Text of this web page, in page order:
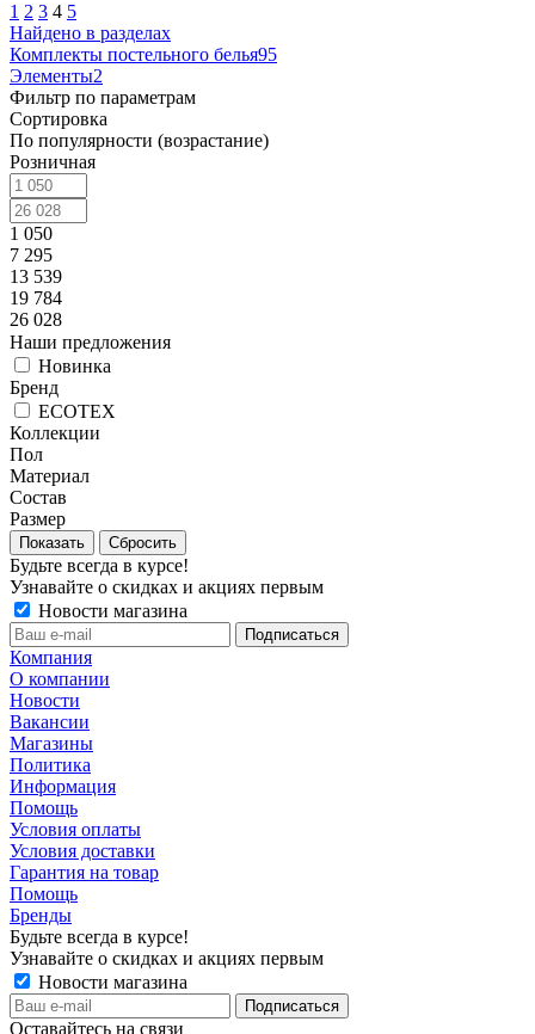
1 2 3 4 5
Найдено в разделах
Комплекты постельного белья95
Элементы2
Фильтр по параметрам
Сортировка
По популярности (возрастание)
Розничная
1 050
7 295
13 539
19 784
26 028
Наши предложения
Новинка
Бренд
ECOTEX
Коллекции
Пол
Материал
Состав
Размер
Сбросить
Будьте всегда в курсе!
Узнавайте о скидках и акциях первым
Новости магазина
Компания
О компании
Новости
Вакансии
Магазины
Политика
Информация
Помощь
Условия оплаты
Условия доставки
Гарантия на товар
Помощь
Бренды
Будьте всегда в курсе!
Узнавайте о скидках и акциях первым
Новости магазина
Оставайтесь на связи